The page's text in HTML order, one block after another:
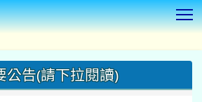
公告(請下拉閱讀)